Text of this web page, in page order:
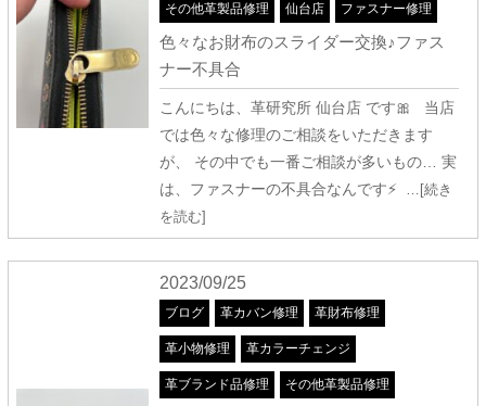
その他革製品修理 仙台店 ファスナー修理
色々なお財布のスライダー交換♪ファス
ナー不具合
こんにちは、革研究所 仙台店 です🎀 当店
では色々な修理のご相談をいただきます
が、 その中でも一番ご相談が多いもの… 実
は、ファスナーの不具合なんです⚡ …[続き
を読む]
2023/09/25
ブログ 革カバン修理 革財布修理
革小物修理 革カラーチェンジ
革ブランド品修理 その他革製品修理